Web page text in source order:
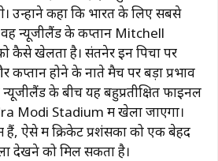
उन्होंने कहा कि भारत के लिए सबसे
वह न्यूजीलैंड के कप्तान Mitchell
कैसे खेलता है। संतनेर इन पिचों पर
कप्तान होने के नाते मैच पर बड़ा प्रभाव
के बीच यह बहुप्रतीक्षित फाइनल
Modi Stadium में खेला जाएगा।
में हैं, ऐसे में क्रिकेट प्रशंसकों को एक बेहद
देखने को मिल सकता है।